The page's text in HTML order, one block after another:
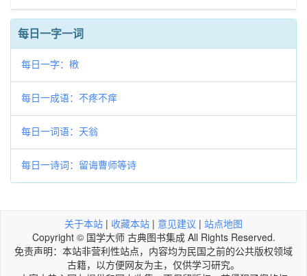
每日一字一词
每日一字：㮘
每日一成语：不疼不痒
每日一词语：天翁
每日一诗词：留诲曹师等诗
关于本站 | 收藏本站 | 意见建议 | 站点地图
Copyright © 国学大师 古典图书集成 All Rights Reserved.
免责声明：本站非营利性站点，内容均为民国之前的公共版权领域
古籍，以方便网友为主，仅供学习研究。